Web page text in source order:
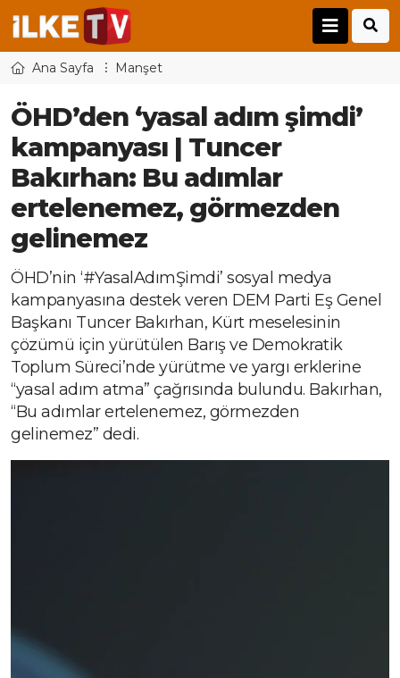
Ana Sayfa Manşet
ÖHD’den ‘yasal adım şimdi’
kampanyası | Tuncer
Bakırhan: Bu adımlar
ertelenemez, görmezden
gelinemez
ÖHD’nin ‘#YasalAdımŞimdi’ sosyal medya
kampanyasına destek veren DEM Parti Eş Genel
Başkanı Tuncer Bakırhan, Kürt meselesinin
çözümü için yürütülen Barış ve Demokratik
Toplum Süreci’nde yürütme ve yargı erklerine
“yasal adım atma” çağrısında bulundu. Bakırhan,
“Bu adımlar ertelenemez, görmezden
gelinemez” dedi.